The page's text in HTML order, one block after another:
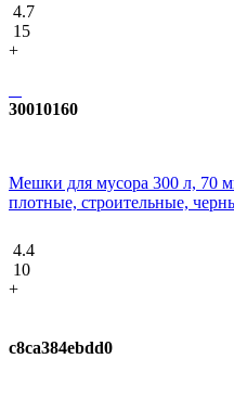
4.7
15
+
30010160
Мешки для мусора 300 л, 70
плотные, строительные,
4.4
10
+
c8ca384ebdd0